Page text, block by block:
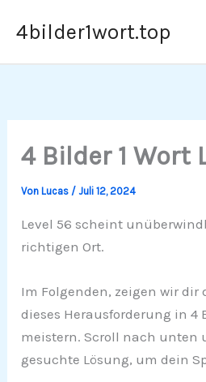
Inhalt
4bilder1wort.top
4 Bilder 1 Wort
VonLucas /Juli 12, 2024
Level 56 scheint
richtigen Ort.
Im Folgenden, zeigen wir dir
dieses Herausforderung in 4
meistern. Scroll nach unten
gesuchte Lösung, um dein